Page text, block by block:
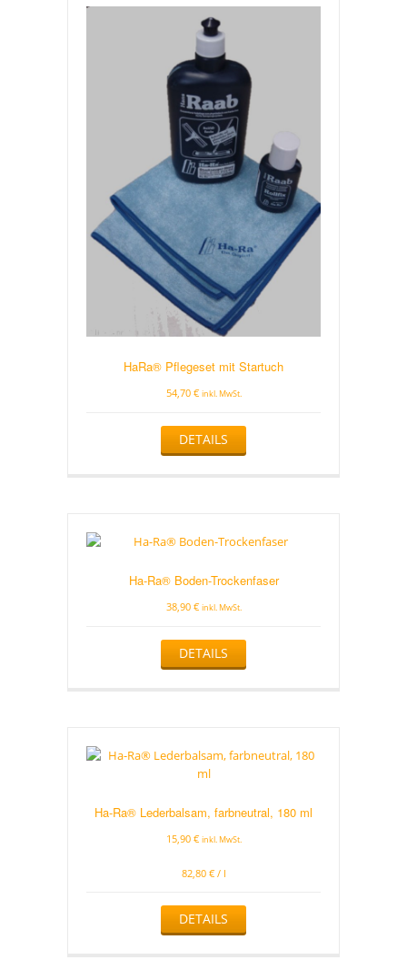
HaRa® Pflegeset mit Startuch
54,70 € inkl. MwSt.
DETAILS
Ha-Ra® Boden-Trockenfaser
38,90 € inkl. MwSt.
DETAILS
weist
Optionen
der
Ha-Ra® Lederbalsam, farbneutral, 180 ml
15,90 € inkl. MwSt.
82,80 €/ l
DETAILS